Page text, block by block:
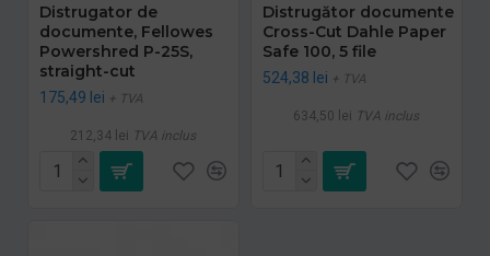
Distrugator de
documente, Fellowes
Powershred P-25S,
straight-cut
175,49 lei + TVA
212,34 lei TVA inclus
Distrugător documente
Cross-Cut Dahle Paper
Safe 100, 5 file
524,38 lei + TVA
634,50 lei TVA inclus